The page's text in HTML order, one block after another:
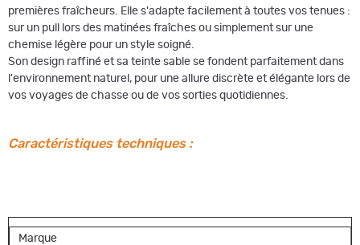
premières fraîcheurs. Elle s'adapte facilement à toutes vos tenues :
sur un pull lors des matinées fraîches ou simplement sur une
chemise légère pour un style soigné.
Son design raffiné et sa teinte sable se fondent parfaitement dans
l'environnement naturel, pour une allure discrète et élégante lors de
vos voyages de chasse ou de vos sorties quotidiennes.
Caractéristiques techniques :
Marque